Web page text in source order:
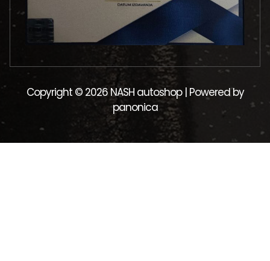
Copyright © 2026 NASH autoshop | Powered by
panonica